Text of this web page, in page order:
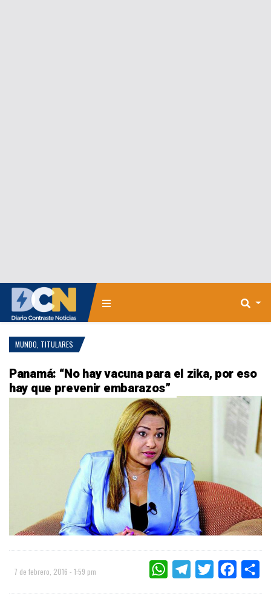
MUNDO TITULARES
Panamá: “No hay vacuna para el zika, por eso
hay que prevenir embarazos”
7 de febrero, 2016 - 1:59 pm WHATSAPPTELEGRAMTWITTER